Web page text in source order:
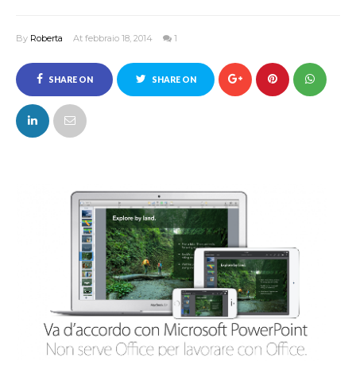
By Roberta At febbraio 18, 2014 1
SHARE ON
FACEBOOK
SHARE ON